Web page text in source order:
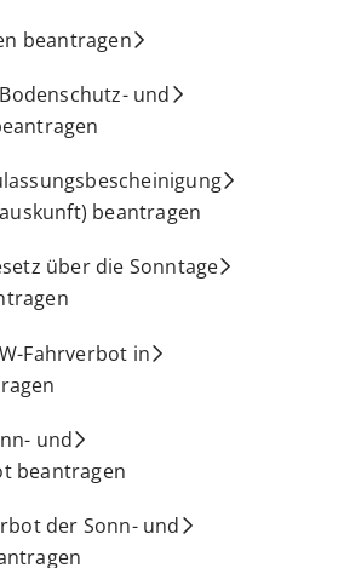
beantragen
und
beantragen
über die Sonntage
Fahrverbot in
und
beantragen
der Sonn- und